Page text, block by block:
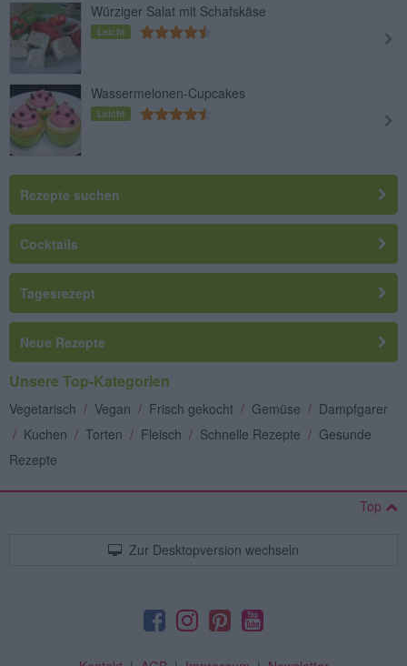
Würziger Salat mit Schafskäse
Leicht
Wassermelonen-Cupcakes
Leicht
Rezepte suchen
Cocktails
Tagesrezept
Neue Rezepte
Unsere Top-Kategorien
Vegetarisch / Vegan / Frisch gekocht / Gemüse / Dampfgarer
/ Kuchen / Torten / Fleisch / Schnelle Rezepte / Gesunde
Rezepte
Top
Zur Desktopversion wechseln